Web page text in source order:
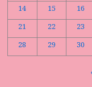
14
15 16
21
22 23
28
29 30